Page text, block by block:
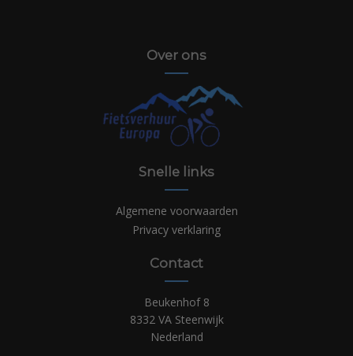
Over ons
Snelle links
Algemene voorwaarden
Privacy verklaring
Contact
Beukenhof 8
8332 VA Steenwijk
Nederland